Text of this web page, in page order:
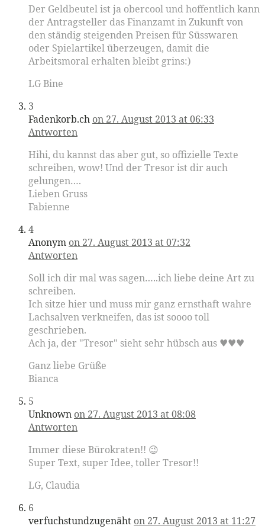
Der Geldbeutel ist ja obercool und hoffentlich kann
der Antragsteller das Finanzamt in Zukunft von
den ständig steigenden Preisen für Süsswaren
oder Spielartikel überzeugen, damit die
Arbeitsmoral erhalten bleibt grins:)
LG Bine
3
Fadenkorb.ch on 27. August 2013 at 06:33
Antworten
Hihi, du kannst das aber gut, so offizielle Texte
schreiben, wow! Und der Tresor ist dir auch
gelungen….
Lieben Gruss
Fabienne
4
Anonym on 27. August 2013 at 07:32
Antworten
Soll ich dir mal was sagen…..ich liebe deine Art zu
schreiben.
Ich sitze hier und muss mir ganz ernsthaft wahre
Lachsalven verkneifen, das ist soooo toll
geschrieben.
Ach ja, der "Tresor" sieht sehr hübsch aus ♥♥♥
Ganz liebe Grüße
Bianca
5
Unknown on 27. August 2013 at 08:08
Antworten
Immer diese Bürokraten!! 😉
Super Text, super Idee, toller Tresor!!
LG, Claudia
6
verfuchstundzugenäht on 27. August 2013 at 11:27